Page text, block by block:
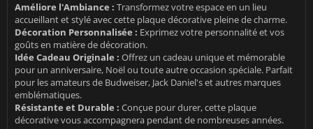
Améliore l'Ambiance : Transformez votre espace en un lieu
accueillant et stylé avec cette plaque décorative pleine de charme.
Décoration Personnalisée : Exprimez votre personnalité et vos
goûts en matière de décoration.
Idée Cadeau Originale : Offrez un cadeau unique et mémorable
pour un anniversaire, Noël ou toute autre occasion spéciale. Parfait
pour les amateurs de Budweiser, Jack Daniel's et autres marques
emblématiques.
Résistante et Durable : Conçue pour durer, cette plaque
décorative vous accompagnera pendant de nombreuses années.